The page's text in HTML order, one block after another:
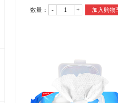
数量： - + 加入购物